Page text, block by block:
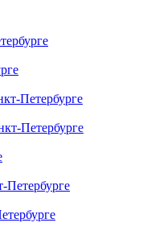
Петербурге
Петербурге